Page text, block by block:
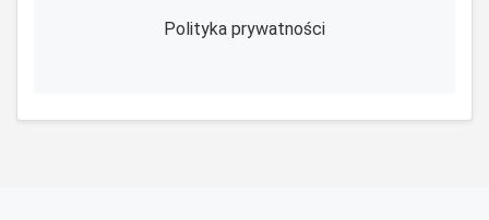
Polityka prywatności